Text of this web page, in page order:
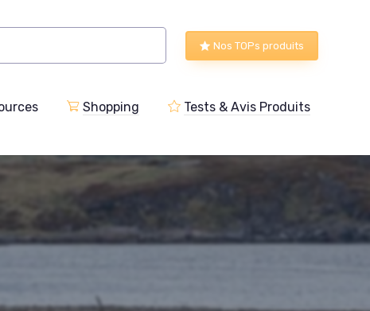
Nos TOPs produits
Shopping Tests & Avis Produits